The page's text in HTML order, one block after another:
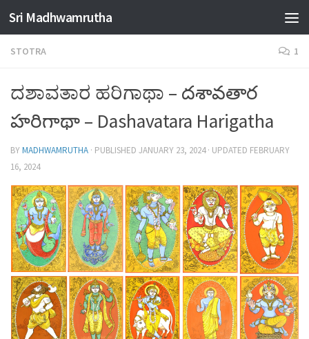
Skip to content
Sri Madhwamrutha
STOTRA 1
ದಶಾವತಾರ ಹರಿಗಾಥಾ – దశావతార
హరిగాథా – Dashavatara Harigatha
BYMADHWAMRUTHA · PUBLISHED JANUARY 23, 2024· UPDATED FEBRUARY
16, 2024